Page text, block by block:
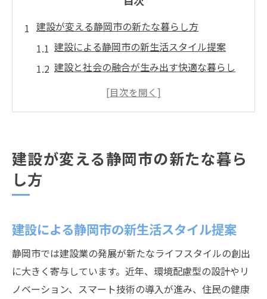
建設が変える静岡市の新たな暮らし方
建設による静岡市の新生活スタイル提案
建設と社会の融合が生み出す快適な暮らし
建設業界の進化が支える静岡市の暮らし
社会と建設が築く静岡の未来像とは
建設と社会が共創する静岡の新たな未来
建設が社会基盤を強化する最新事例を解説
社会に貢献する建設プロジェクトの動向
静岡市で資産形成できる建設の魅力
資産形成に活かせる静岡市の建設市場動向
建設が変える静岡市の新たな暮ら
し方
建設による静岡市の新生活スタイル提案
静岡市では建設業の発展が新たなライフスタイルの創出
に大きく寄与しています。近年、環境配慮型の設計やリ
ノベーション、スマート技術の導入が進み、住民の健康